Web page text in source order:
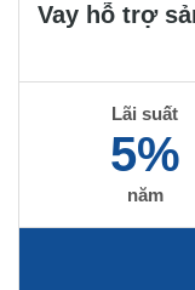
Vay hỗ trợ
Lãi suất
5%
năm